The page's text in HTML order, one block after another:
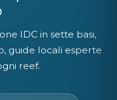
IDC in sette basi,
guide locali esperte
reef.